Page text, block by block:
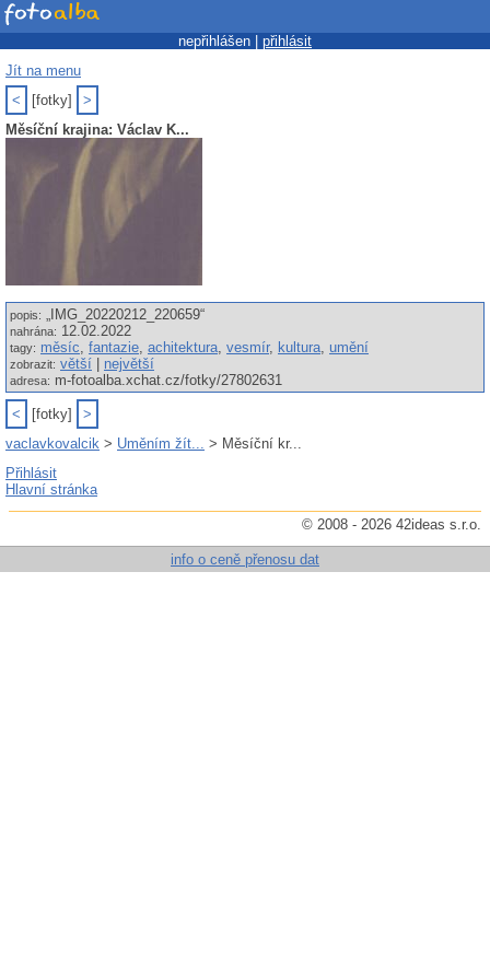
nepřihlášen | přihlásit
Jít na menu
<
[fotky]
>
Měsíční krajina: Václav K...
popis: „IMG_20220212_220659“
nahrána: 12.02.2022
tagy: měsíc, fantazie, achitektura, vesmír, kultura, umění
zobrazit: větší největší
adresa: m-fotoalba.xchat.cz/fotky/27802631
< [fotky]
>
vaclavkovalcik > Uměním žít... > Měsíční kr...
Přihlásit
Hlavní stránka
© 2008 - 2026 42ideas s.r.o.
info o ceně přenosu dat